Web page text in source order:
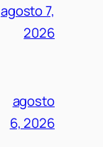
agosto 7,
2026
agosto
6, 2026